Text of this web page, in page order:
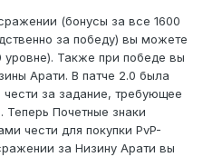
(бонусы за все 1600
за победу) вы можете
уровне). Также при победе вы
Арати. В патче 2.0 была
за задание, требующее
Теперь Почетные знаки
чести для покупки PvP-
за Низину Арати вы